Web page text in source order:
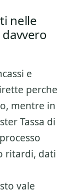
nelle
e
perche
mentre in
Tassa di
ritardi, dati
vale